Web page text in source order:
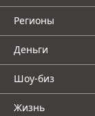
Регионы
Деньги
Шоу-биз
Жизнь